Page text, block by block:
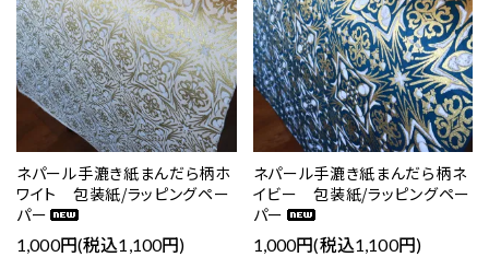
ネパール手漉き紙まんだら柄ホ
ワイト 包装紙/ラッピングペー
パー
1,000円(税込1,100円)
ネパール手漉き紙まんだら柄ネ
イビー 包装紙/ラッピングペー
パー
1,000円(税込1,100円)